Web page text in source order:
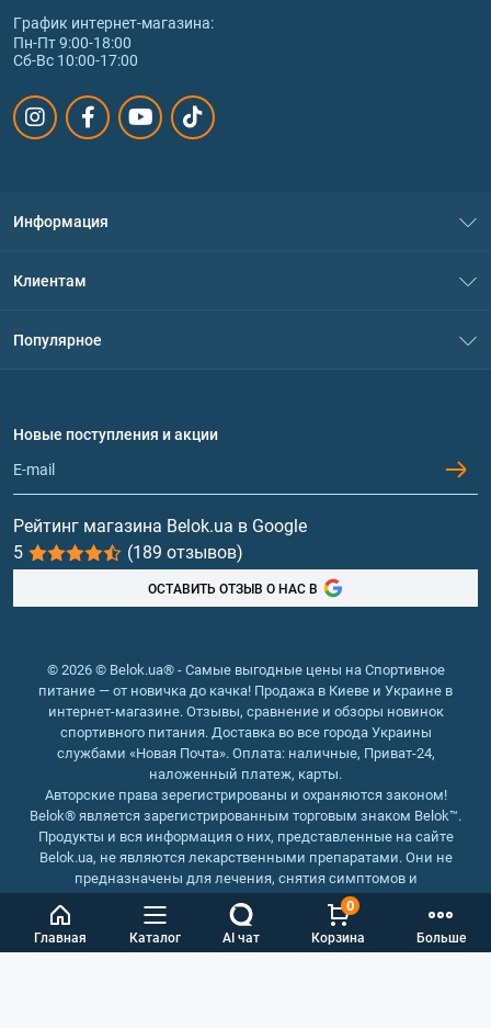
Главная Каталог AI чат Корзина
0
Больше
График интернет‑магазина:
Пн-Пт 9:00-18:00
Сб-Вс 10:00-17:00
Информация
Политика конфиденциальности
Обмен и возврат
Клиентам
Популярное
Протеин
Гейнеры
Витамины и минералы
Рыбий жир, жирные кислоты
Новые поступления и акции
Рейтинг магазина Belok.ua в Google
5
(189 отзывов)
ОСТАВИТЬ ОТЗЫВ О НАС В
© 2026 © Belok.ua® - Самые выгодные цены на Спортивное
питание — от новичка до качка! Продажа в Киеве и Украине в
интернет-магазине. Отзывы, сравнение и обзоры новинок
спортивного питания. Доставка во все города Украины
службами «Новая Почта». Оплата: наличные, Приват-24,
наложенный платеж, карты.
Авторские права зерегистрированы и охраняются законом!
Belok® является зарегистрированным торговым знаком Belok™.
Продукты и вся информация о них, представленные на сайте
Belok.ua, не являются лекарственными препаратами. Они не
предназначены для лечения, снятия симптомов и
предотвращения болезней.
Интернет магазин Belok.ua
››Интернет магазин спортивного
питания